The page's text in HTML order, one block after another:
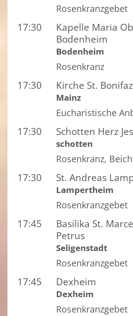
Rosenkranzgebet
17:30
Kapelle Maria
Bodenheim
Bodenheim
Rosenkranz
17:30 Kirche St.
Mainz
Eucharistische
17:30 Schotten Herz
schotten
Rosenkranz,
17:30 St. Andreas
Lampertheim
Rosenkranzgebet
17:45
Basilika St.
Petrus
Seligenstadt
Rosenkranzgebet
17:45 Dexheim
Dexheim
Rosenkranzgebet